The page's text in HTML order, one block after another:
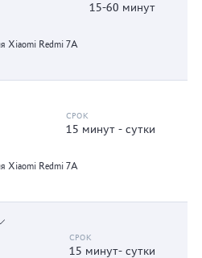
15-60 минут
Xiaomi Redmi 7A
15 минут - сутки
Xiaomi Redmi 7A
15 минут- сутки